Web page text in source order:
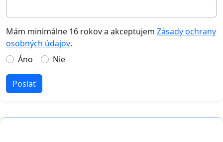
Mám minimálne 16 rokov a akceptujem Zásady ochrany
osobných údajov.
Áno
Nie
Poslať